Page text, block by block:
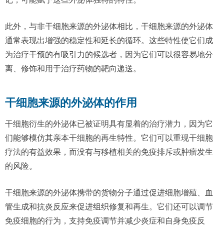
此外，与非干细胞来源的外泌体相比，干细胞来源的外泌体
通常表现出增强的稳定性和延长的循环。这些特性使它们成
为治疗干预的有吸引力的候选者，因为它们可以很容易地分
离、修饰和用于治疗药物的靶向递送。
干细胞来源的外泌体的作用
干细胞衍生的外泌体已被证明具有显着的治疗潜力，因为它
们能够模仿其亲本干细胞的再生特性。它们可以重现干细胞
疗法的有益效果，而没有与移植相关的免疫排斥或肿瘤发生
的风险。
干细胞来源的外泌体携带的货物分子通过促进细胞增殖、血
管生成和抗炎反应来促进组织修复和再生。它们还可以调节
免疫细胞的行为，支持免疫调节并减少炎症和自身免疫反